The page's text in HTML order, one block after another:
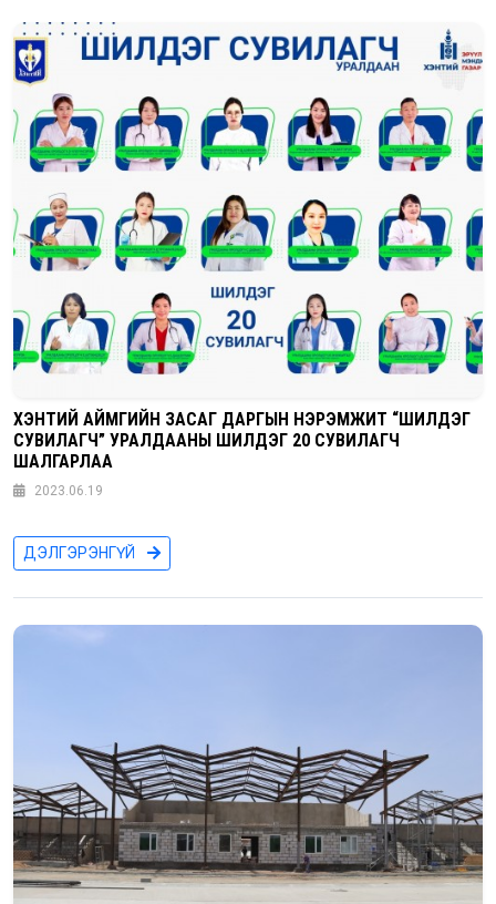
ХЭНТИЙ АЙМГИЙН ЗАСАГ ДАРГЫН НЭРЭМЖИТ “ШИЛДЭГ
СУВИЛАГЧ” УРАЛДААНЫ ШИЛДЭГ 20 СУВИЛАГЧ
ШАЛГАРЛАА
2023.06.19
ДЭЛГЭРЭНГҮЙ